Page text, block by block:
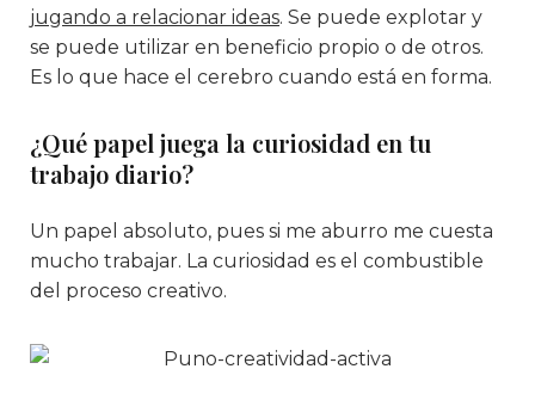
jugando a relacionar ideas. Se puede explotar y
se puede utilizar en beneficio propio o de otros.
Es lo que hace el cerebro cuando está en forma.
¿Qué papel juega la curiosidad en tu
trabajo diario?
Un papel absoluto, pues si me aburro me cuesta
mucho trabajar. La curiosidad es el combustible
del proceso creativo.